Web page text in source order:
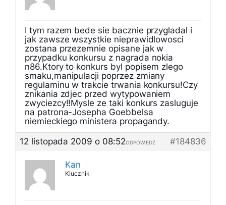
I tym razem bede sie bacznie przygladal i
jak zawsze wszystkie nieprawidlowosci
zostana przezemnie opisane jak w
przypadku konkursu z nagrada nokia
n86.Ktory to konkurs byl popisem zlego
smaku,manipulacji poprzez zmiany
regulaminu w trakcie trwania konkursu!Czy
znikania zdjec przed wytypowaniem
zwyciezcy!!Mysle ze taki konkurs zasluguje
na patrona-Josepha Goebbelsa
niemieckiego ministera propagandy.
12 listopada 2009 o 08:52
#184836
ODPOWIEDZ
Kan
Klucznik